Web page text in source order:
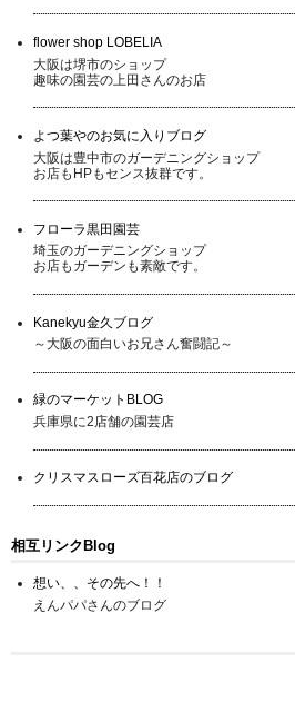
flower shop LOBELIA
大阪は堺市のショップ
趣味の園芸の上田さんのお店
よつ葉やのお気に入りブログ
大阪は豊中市のガーデニングショップ
お店もHPもセンス抜群です。
フローラ黒田園芸
埼玉のガーデニングショップ
お店もガーデンも素敵です。
Kanekyu金久ブログ
～大阪の面白いお兄さん奮闘記～
緑のマーケットBLOG
兵庫県に2店舗の園芸店
クリスマスローズ百花店のブログ
相互リンクBlog
想い、、その先へ！！
えんパパさんのブログ